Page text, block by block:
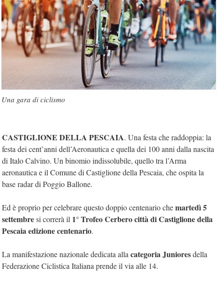
Una gara di ciclismo
CASTIGLIONE DELLA PESCAIA. Una festa che raddoppia: la
festa dei cent’anni dell’Aeronautica e quella dei 100 anni dalla nascita
di Italo Calvino. Un binomio indissolubile, quello tra l’Arma
aeronautica e il Comune di Castiglione della Pescaia, che ospita la
base radar di Poggio Ballone.
Ed è proprio per celebrare questo doppio centenario chemartedì 5
settembresi correrà il 1° Trofeo Cerbero città di Castiglione della
Pescaia edizione centenario.
La manifestazione nazionale dedicata alla categoria Junioresdella
Federazione Ciclistica Italiana prende il via alle 14.